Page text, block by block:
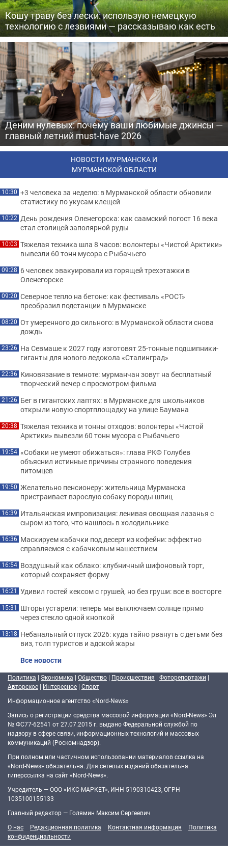
Кошу траву без лески: использую немецкую
технологию с лезвиями — рассказываю как есть
Деним нулевых: почему ваши любимые джинсы —
главный летний must-have 2026
НОВОСТИ МУРМАНСКА И
МУРМАНСКОЙ ОБЛАСТИ
10:30 +3 человека за неделю: в Мурманской области обновили
статистику по укусам клещей
10:22 День рождения Оленегорска: как саамский погост 16 века
стал столицей заполярной руды
10:03 Тяжелая техника шла 8 часов: волонтеры «Чистой Арктики»
вывезли 60 тонн мусора с Рыбачьего
09:28 6 человек эвакуировали из горящей трехэтажки в
Оленегорске
09:20 Северное тепло на бетоне: как фестиваль «РОСТ»
преобразил подстанции в Мурманске
08:20 От умеренного до сильного: в Мурманской области снова
дождь
23:26 На Севмаше к 2027 году изготовят 25-тонные подшипники-
гиганты для нового ледокола «Сталинград»
22:36 Киновязание в темноте: мурманчан зовут на бесплатный
творческий вечер с просмотром фильма
21:26 Бег в гигантских лаптях: в Мурманске для школьников
открыли новую спортплощадку на улице Баумана
20:38 Тяжелая техника и тонны отходов: волонтеры «Чистой
Арктики» вывезли 60 тонн мусора с Рыбачьего
19:54 «Собаки не умеют обижаться»: глава РКФ Голубев
объяснил истинные причины странного поведения
питомцев
19:50 Желательно пенсионеру: жительница Мурманска
пристраивает взрослую собаку породы шпиц
16:39 Итальянская импровизация: ленивая овощная лазанья с
сыром из того, что нашлось в холодильнике
16:36 Маскируем кабачки под десерт из кофейни: эффектно
справляемся с кабачковым нашествием
16:54 Воздушный как облако: клубничный шифоновый торт,
который сохраняет форму
16:21 Удивил гостей кексом с грушей, но без груши: все в восторге
15:31 Шторы устарели: теперь мы выключаем солнце прямо
через стекло одной кнопкой
13:18 Небанальный отпуск 2026: куда тайно рвануть с детьми без
виз, толп туристов и адской жары
Все новости
Политика | Экономика | Общество | Происшествия | Фоторепортажи |
Авторское | Интересное | Спорт
Информационное агентство «Nord-News»
Запись о регистрации средства массовой информации «Nord-News» Эл
№ ФС77-62541 от 27.07.2015 г. выдано Федеральной службой по
надзору в сфере связи, информационных технологий и массовых
коммуникаций (Роскомнадзор).
При полном или частичном использовании материалов ссылка на
«Nord-News» обязательна. Для сетевых изданий обязательна
гиперссылка на сайт «Nord-News».
Учредитель — ООО «ИКС-МАРКЕТ», ИНН 5190310423, ОГРН
1035100155133
Главный редактор — Голямин Максим Сергеевич
О нас
Редакционная политика Контактная информация
Политика
конфиденциальности